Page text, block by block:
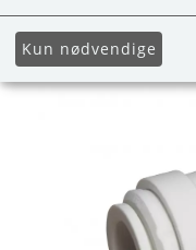
Kun nødvendige